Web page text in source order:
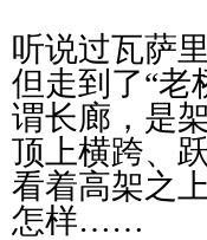
听说过瓦萨
但走到了“老
谓长廊，是
顶上横跨、
看着高架之
怎样……